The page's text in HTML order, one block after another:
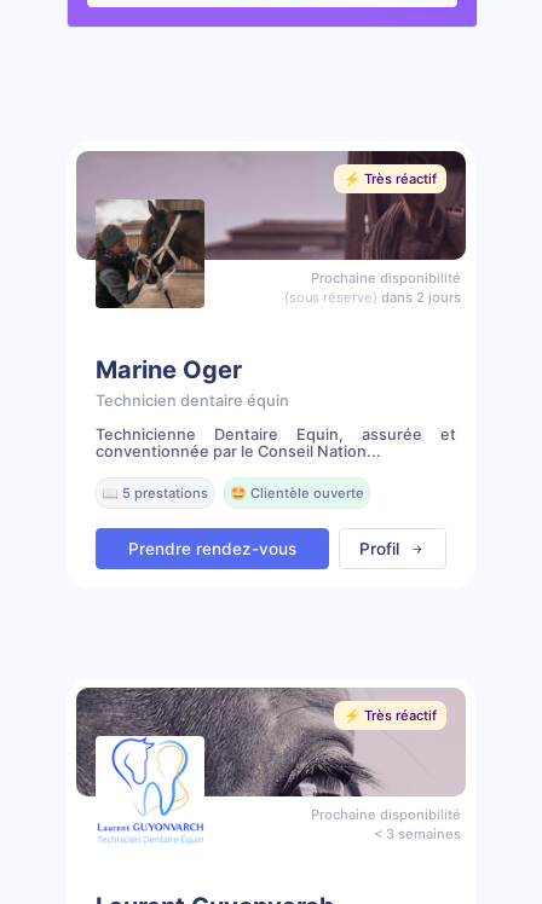
⚡️ Très réactif
Prochaine disponibilité
(sous réserve) dans 2 jours
Marine Oger
Technicien dentaire équin
Technicienne Dentaire Equin, assurée et
conventionnée par le Conseil Nation...
📖 5 prestations 🤩 Clientèle ouverte
Prendre rendez-vous Profil
⚡️ Très réactif
Prochaine disponibilité
< 3 semaines